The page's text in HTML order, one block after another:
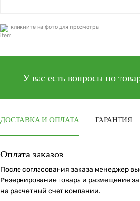
кликните на фото для просмотра
У вас есть вопросы по
ДОСТАВКА И ОПЛАТА ГАРАНТИЯ
Оплата заказов
После согласования заказа менеджер
Резервирование товара и размещение
на расчетный счет компании.